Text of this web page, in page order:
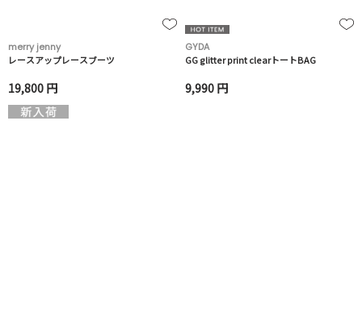
merry jenny
レースアップレースブーツ
19,800 円
GYDA
GG glitter print clearトートBAG
9,990 円